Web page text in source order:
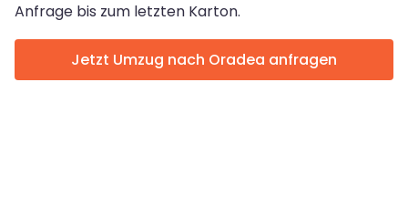
Anfrage bis zum letzten Karton.
Jetzt Umzug nach Oradea anfragen